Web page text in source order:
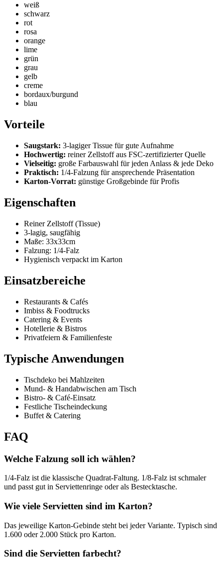
weiß
schwarz
rot
rosa
orange
lime
grün
grau
gelb
creme
bordaux/burgund
blau
Vorteile
Saugstark: 3-lagiger Tissue für gute Aufnahme
Hochwertig: reiner Zellstoff aus FSC-zertifizierter Quelle
Vielseitig: große Farbauswahl für jeden Anlass & jede Deko
Praktisch: 1/4-Falzung für ansprechende Präsentation
Karton-Vorrat: günstige Großgebinde für Profis
Eigenschaften
Reiner Zellstoff (Tissue)
3-lagig, saugfähig
Maße: 33x33cm
Falzung: 1/4-Falz
Hygienisch verpackt im Karton
Einsatzbereiche
Restaurants & Cafés
Imbiss & Foodtrucks
Catering & Events
Hotellerie & Bistros
Privatfeiern & Familienfeste
Typische Anwendungen
Tischdeko bei Mahlzeiten
Mund- & Handabwischen am Tisch
Bistro- & Café-Einsatz
Festliche Tischeindeckung
Buffet & Catering
FAQ
Welche Falzung soll ich wählen?
1/4-Falz ist die klassische Quadrat-Faltung. 1/8-Falz ist schmaler
und passt gut in Serviettenringe oder als Bestecktasche.
Wie viele Servietten sind im Karton?
Das jeweilige Karton-Gebinde steht bei jeder Variante. Typisch sind
1.600 oder 2.000 Stück pro Karton.
Sind die Servietten farbecht?